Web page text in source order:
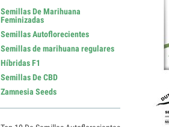
Semillas De Marihuana
Feminizadas
Semillas Autoflorecientes
Semillas de marihuana regulares
Híbridas F1
Semillas De CBD
Zamnesia Seeds